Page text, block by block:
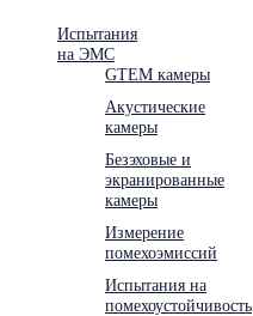
Испытания
на ЭМС
GTEM камеры
Акустические
камеры
Безэховые и
экранированные
камеры
Измерение
помехоэмиссий
Испытания на
помехоустойчивость